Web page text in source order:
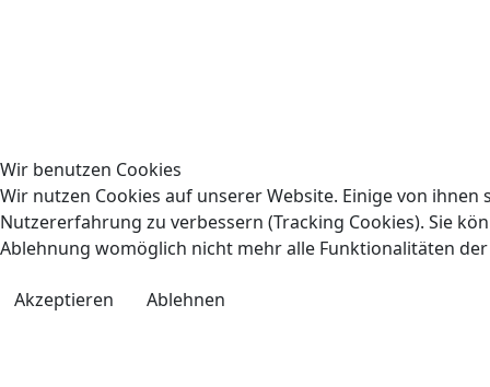
Wir benutzen Cookies
Wir nutzen Cookies auf unserer Website. Einige von
Nutzererfahrung zu verbessern (Tracking Cookies). Sie
Ablehnung womöglich nicht mehr alle Funktionalitäten
Akzeptieren Ablehnen